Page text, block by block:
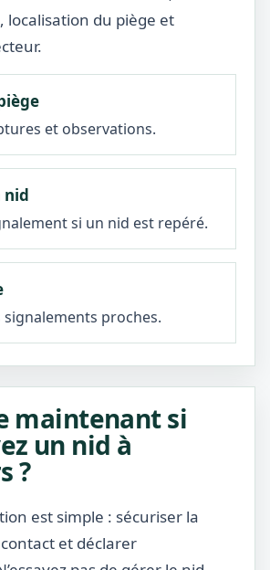
localisation du piège et
et observations.
nid
si un nid est repéré.
signalements proches.
maintenant si
un nid à
?
est simple : sécuriser la
et déclarer